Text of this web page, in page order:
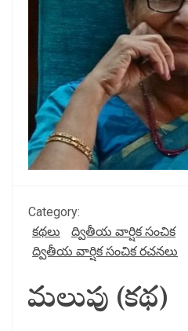
Category:
కథలు
ద్వితీయ వార్షిక సంచిక
ద్వితీయ వార్షిక సంచిక రచనలు
మలుపు (కథ)